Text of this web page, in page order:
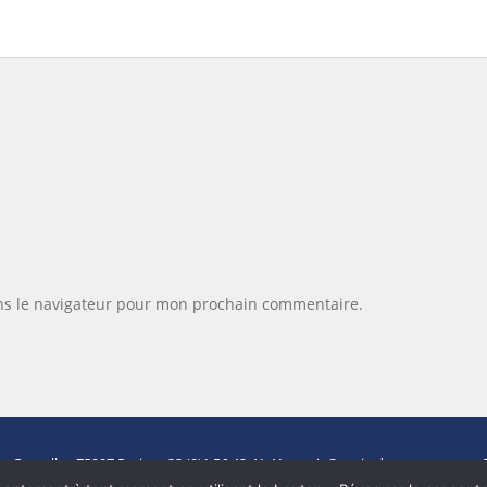
le navigateur pour mon prochain commentaire.
Grenelle -75007 Paris- +33 (0)1 56 43 41 41 -paris@paris-demeures.com-